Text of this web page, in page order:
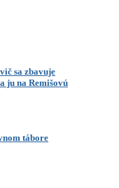
sa zbavuje
ju na Remišovú
tábore